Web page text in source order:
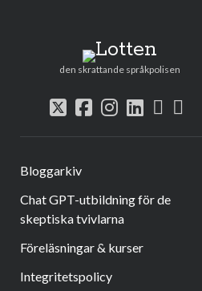
Lotten
den skrattande språkpolisen
twitter
facebook
instagram
linkedin
rss
Bloggarkiv
Chat GPT-utbildning för de
skeptiska tvivlarna
Föreläsningar & kurser
Integritetspolicy